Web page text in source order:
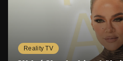
Reality TV